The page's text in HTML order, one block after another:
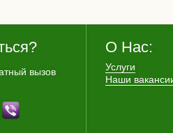
вызов
О Нас:
Услуги
Наши